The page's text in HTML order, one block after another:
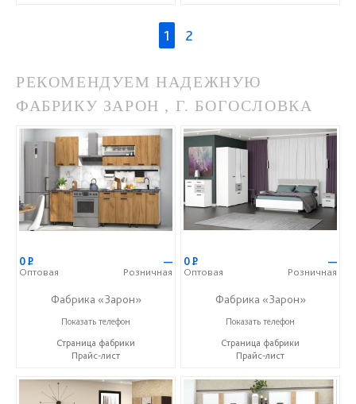
1 2
РЕКОМЕНДУЕМ НАДЕЖНУЮ
ФАБРИКУ ЗАРОН , Г. БОГОСЛОВКА
0Р
Оптовая
—
Розничная
Фабрика «Зарон»
+7 (8412) 21-50-66
Показать телефон
Страница фабрики
Прайс-лист
0Р
Оптовая
—
Розничная
Фабрика «Зарон»
+7 (8412) 21-50-66
Показать телефон
Страница фабрики
Прайс-лист